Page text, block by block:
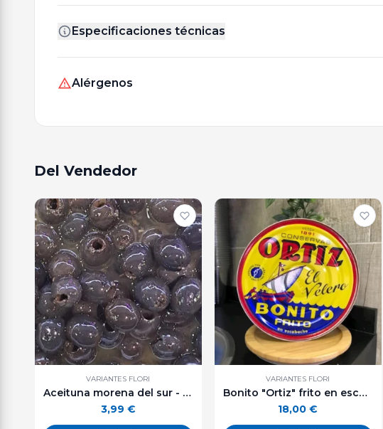
Especificaciones técnicas
Alérgenos
Del Vendedor
VARIANTES FLORI
Aceituna morena del sur - 250 g. aprox.
3,99 €
VARIANTES FLORI
Bonito "Ortiz" frito en escabeche lata grande.
18,00€